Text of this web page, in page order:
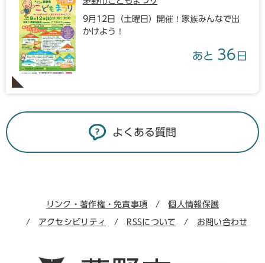
9月12日（土曜日）開催！家族みんなで出
かけよう！
あと 36 日
よくある質問
リンク・著作権・免責事項 個人情報保護
アクセシビリティ RSSについて お問い合わせ